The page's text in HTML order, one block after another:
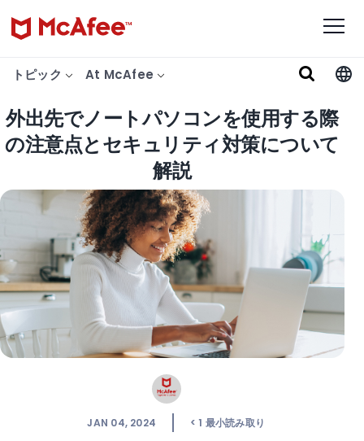
トピック At McAfee
外出先でノートパソコンを使用する際
の注意点とセキュリティ対策について
解説
JAN 04, 2024 < 1 最小読み取り